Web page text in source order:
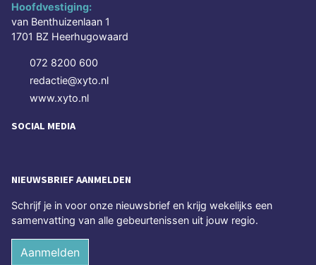
Hoofdvestiging:
van Benthuizenlaan 1
1701 BZ Heerhugowaard
072 8200 600
redactie@xyto.nl
www.xyto.nl
SOCIAL MEDIA
NIEUWSBRIEF AANMELDEN
Schrijf je in voor onze nieuwsbrief en krijg wekelijks een
samenvatting van alle gebeurtenissen uit jouw regio.
Aanmelden